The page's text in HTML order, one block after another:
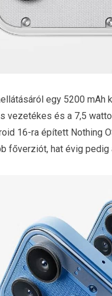
egy 5200 mAh
vezetékes és a 7,5
16-ra épített Nothing
főverziót, hat évig